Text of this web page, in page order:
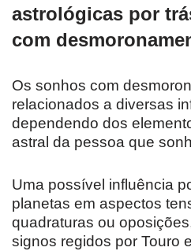
astrológicas por
com
Os sonhos com
relacionados a diversas
dependendo dos
astral da pessoa que
Uma possível influência
planetas em aspectos
quadraturas ou
signos regidos por Touro